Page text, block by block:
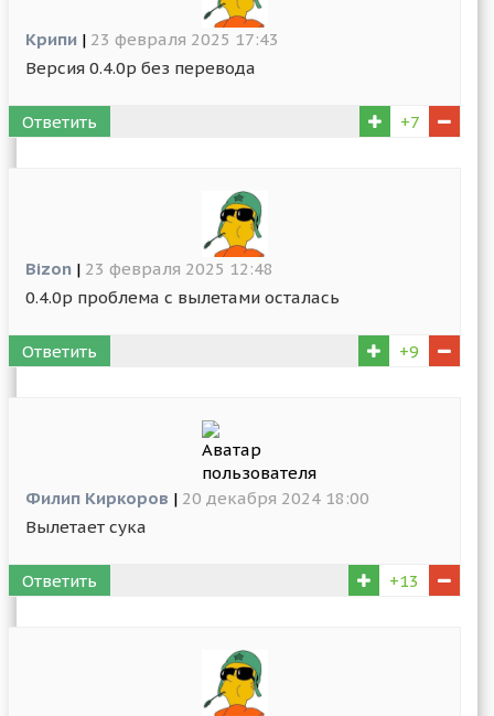
Крипи | 23 февраля 2025 17:43
Версия 0.4.0p без перевода
Ответить +7
Bizon | 23 февраля 2025 12:48
0.4.0р проблема с вылетами осталась
Ответить +9
Филип Киркоров | 20 декабря 2024 18:00
Вылетает сука
Ответить +13